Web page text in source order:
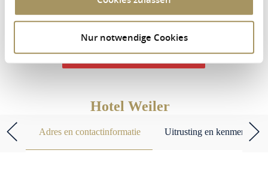
Nur notwendige Cookies
2 Volwassene
Hotel Weiler
Adres en contactinformatie Uitrusting en kenmerken